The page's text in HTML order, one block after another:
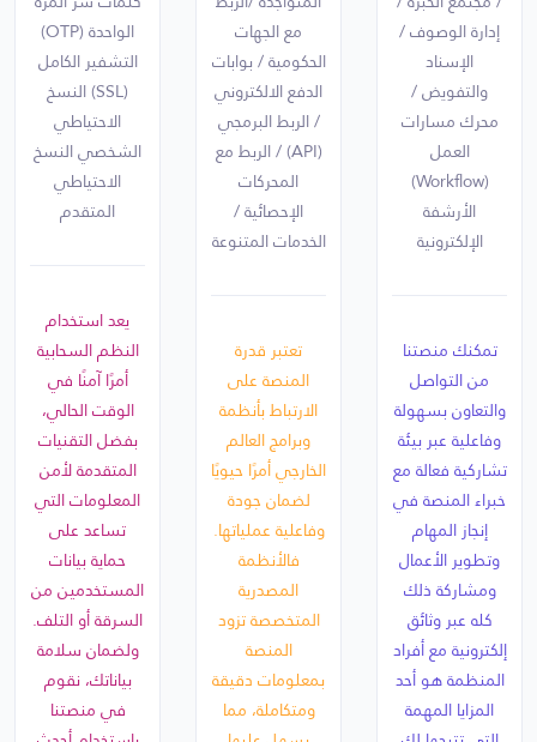
إدارة الوصوف /
الإسناد
والتفويض /
محرك مسارات
العمل
(Workflow)
الأرشفة
الإلكترونية
تمكنك منصتنا
من التواصل
والتعاون بسهولة
وفاعلية عبر بيئة
تشاركية فعالة مع
خبراء المنصة في
إنجاز المهام
وتطوير الأعمال
ومشاركة ذلك
كله عبر وثائق
إلكترونية مع أفراد
المنظمة هو أحد
المزايا المهمة
مع الجهات
الحكومية / بوابات
الدفع الالكتروني
/ الربط البرمجي
(API) / الربط مع
المحركات
الإحصائية /
الخدمات المتنوعة
تعتبر قدرة
المنصة على
الارتباط بأنظمة
وبرامج العالم
الخارجي أمرًا حيويًا
لضمان جودة
وفاعلية عملياتها.
فالأنظمة
المصدرية
المتخصصة تزود
المنصة
بمعلومات دقيقة
ومتكاملة، مما
الواحدة (OTP)
التشفير الكامل
(SSL) النسخ
الاحتياطي
الشخصي النسخ
الاحتياطي
المتقدم
يعد استخدام
النظم السحابية
أمرًا آمنًا في
الوقت الحالي،
بفضل التقنيات
المتقدمة لأمن
المعلومات التي
تساعد على
حماية بيانات
المستخدمين من
السرقة أو التلف.
ولضمان سلامة
بياناتك، نقوم
في منصتنا